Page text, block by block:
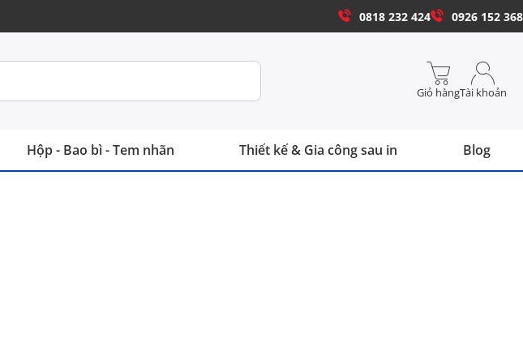
0818 232 424 0926 152 368
Giỏ hàngTài khoản
Hộp - Bao bì - Tem nhãn Thiết kế & Gia công sau in Blog